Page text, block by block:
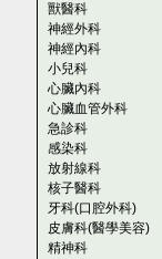
獸醫科
神經外科
神經內科
小兒科
心臟內科
心臟血管外科
急診科
感染科
放射線科
核子醫科
牙科(口腔外科)
皮膚科(醫學美容)
精神科